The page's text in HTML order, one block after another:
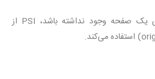
اگر داده‌های کافی برای یک صفحه وجود نداشته باشد، PSI از